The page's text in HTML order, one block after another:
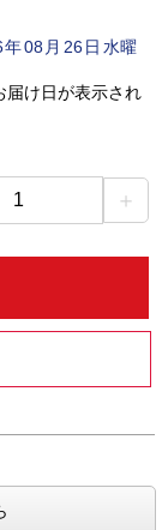
年08 月 26日水曜
届け日が表示され
1 ＋